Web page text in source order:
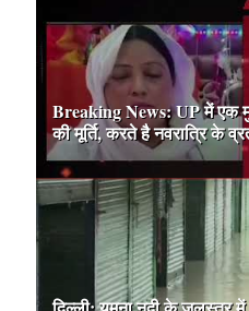
Breaking News: UP में एक
की मूर्ति, करते है नवरात्रि के